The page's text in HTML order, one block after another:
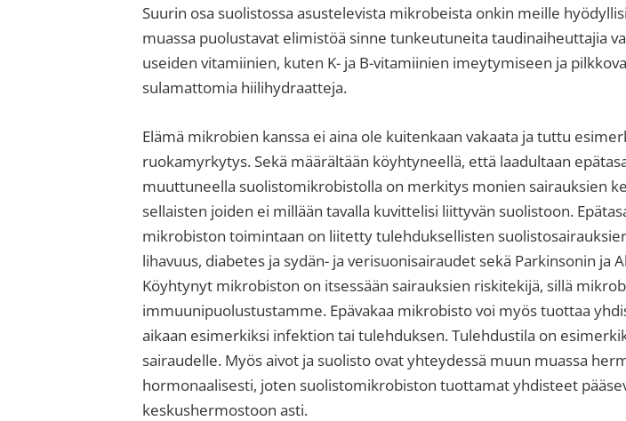
Suurin osa suolistossa asustelevista mikrobeista onkin meille
muassa puolustavat elimistöä sinne tunkeutuneita taudinaiheuttajia
useiden vitamiinien, kuten K- ja B-vitamiinien imeytymiseen ja
sulamattomia hiilihydraatteja.
Elämä mikrobien kanssa ei aina ole kuitenkaan vakaata ja tuttu
ruokamyrkytys. Sekä määrältään köyhtyneellä, että laadultaan
muuttuneella suolistomikrobistolla on merkitys monien sairauksien
sellaisten joiden ei millään tavalla kuvittelisi liittyvän suolistoon.
mikrobiston toimintaan on liitetty tulehduksellisten
lihavuus, diabetes ja sydän- ja verisuonisairaudet sekä Parkinsonin ja
Köyhtynyt mikrobiston on itsessään sairauksien riskitekijä, sillä
immuunipuolustustamme. Epävakaa mikrobisto voi myös tuottaa
aikaan esimerkiksi infektion tai tulehduksen. Tulehdustila on
sairaudelle. Myös aivot ja suolisto ovat yhteydessä muun muassa
hormonaalisesti, joten suolistomikrobiston tuottamat yhdisteet
keskushermostoon asti.